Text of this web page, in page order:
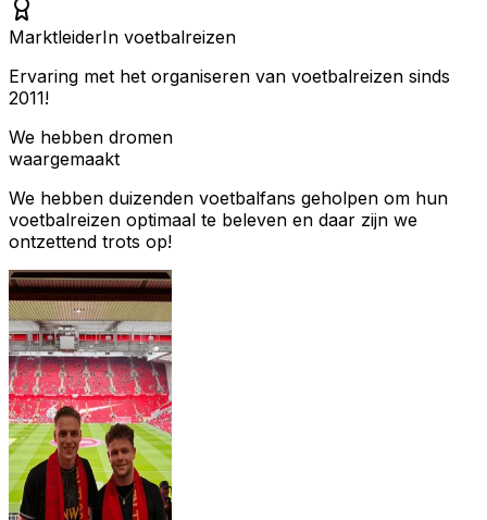
MarktleiderIn voetbalreizen
Ervaring met het organiseren van voetbalreizen sinds
2011!
We hebben dromen
waargemaakt
We hebben duizenden voetbalfans geholpen om hun
voetbalreizen optimaal te beleven en daar zijn we
ontzettend trots op!